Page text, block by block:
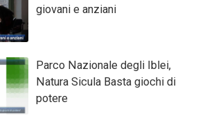
giovani e anziani
Parco Nazionale degli Iblei,
Natura Sicula Basta giochi di
potere